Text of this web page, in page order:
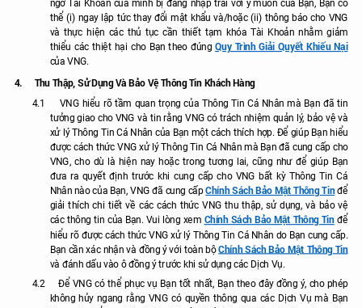
ngờ Tài Khoản của mình bị đăng nhập trái với ý muốn của Bạn, Bạn có
thể (i) ngay lập tức thay đổi mật khẩu và/hoặc (ii) thông báo cho VNG
và thực hiện các thủ tục cần thiết tạm khóa Tài Khoản nhằm giảm
thiểu các thiệt hại cho Bạn theo đúngQuy Trình Giải Quyết Khiếu Nại
của VNG.
4. Thu Thập, Sử Dụng Và Bảo Vệ Thông Tin Khách Hàng
4.1
VNG hiểu rõ tầm quan trọng của Thông Tin Cá Nhân mà Bạn đã tin
tưởng giao cho VNG và tin rằng VNG có trách nhiệm quản lý, bảo vệ và
xử lý Thông Tin Cá Nhân của Bạn một cách thích hợp. Để giúp Bạn hiểu
được cách thức VNG xử lý Thông Tin Cá Nhân mà Bạn đã cung cấp cho
VNG, cho dù là hiện nay hoặc trong tương lai, cũng như để giúp Bạn
đưa ra quyết định trước khi cung cấp cho VNG bất kỳ Thông Tin Cá
Nhân nào của Bạn, VNG đã cung cấpChính Sách Bảo Mật Thông Tinđể
giải thích chi tiết về các cách thức VNG thu thập, sử dụng, và bảo vệ
các thông tin của Bạn. Vui lòng xem Chính Sách Bảo Mật Thông Tinđể
hiểu rõ được cách thức VNG xử lý Thông Tin Cá Nhân do Bạn cung cấp.
Bạn cần xác nhận và đồng ý với toàn bộChính Sách Bảo Mật Thông Tin
và đánh dấu vào ô đồng ý trước khi sử dụng các Dịch Vụ.
4.2
Để VNG có thể phục vụ Bạn tốt nhất, Bạn theo đây đồng ý, cho phép
không hủy ngang rằng VNG có quyền thông qua các Dịch Vụ mà Bạn